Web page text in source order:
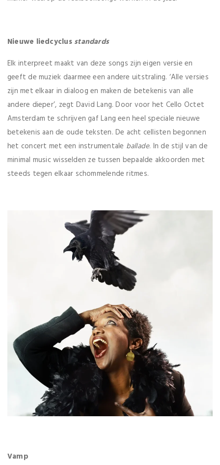
Nieuwe liedcyclus standards
Elk interpreet maakt van deze songs zijn eigen versie en
geeft de muziek daarmee een andere uitstraling. ‘Alle versies
zijn met elkaar in dialoog en maken de betekenis van alle
andere dieper’, zegt David Lang. Door voor het Cello Octet
Amsterdam te schrijven gaf Lang een heel speciale nieuwe
betekenis aan de oude teksten. De acht cellisten begonnen
het concert met een instrumentale ballade. In de stijl van de
minimal music wisselden ze tussen bepaalde akkoorden met
steeds tegen elkaar schommelende ritmes.
Vamp